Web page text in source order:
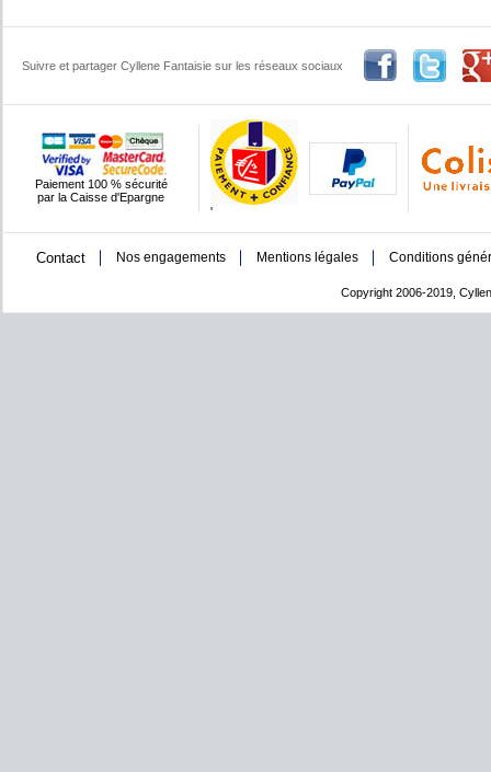
Suivre et partager Cyllene Fantaisie sur les réseaux sociaux
Paiement 100 % sécurité
par la Caisse d'Epargne
'
Contact Nos engagements Mentions légales Conditions
Copyright 2006-2019,